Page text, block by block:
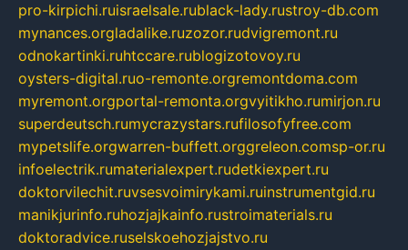
pro-kirpichi.ruisraelsale.rublack-lady.rustroy-db.com
mynances.orgladalike.ruzozor.rudvigremont.ru
odnokartinki.ruhtccare.rublogizotovoy.ru
oysters-digital.ruo-remonte.orgremontdoma.com
myremont.orgportal-remonta.orgvyitikho.rumirjon.ru
superdeutsch.rumycrazystars.rufilosofyfree.com
mypetslife.orgwarren-buffett.orggreleon.comsp-or.ru
infoelectrik.rumaterialexpert.rudetkiexpert.ru
doktorvilechit.ruvsesvoimirykami.ruinstrumentgid.ru
manikjurinfo.ruhozjajkainfo.rustroimaterials.ru
doktoradvice.ruselskoehozjajstvo.ru